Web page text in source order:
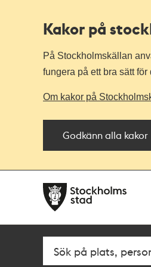
Kakor på
På Stockholmskällan
fungera på ett bra sätt för
Om kakor på
Godkänn alla kakor
navigationen
huvudinnehållet
Fritextsök